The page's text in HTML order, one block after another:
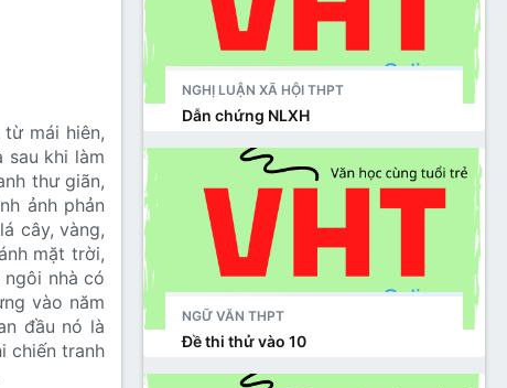
mái hiên,
sau khi làm
thư giãn,
ảnh phản
cây, vàng,
mặt trời,
nhà có
vào năm
đầu nó là
chiến tranh
NGHỊ LUẬN XÃ HỘI THPT
Dẫn chứng NLXH
NGỮ VĂN THPT
Đề thi thử vào 10